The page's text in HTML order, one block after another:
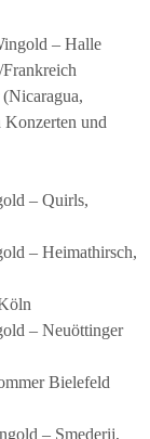
– Halle
und
– Quirls,
– Heimathirsch,
– Neuöttinger
Bielefeld
– Smederij,